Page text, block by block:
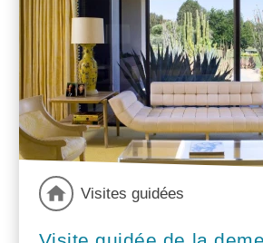
Visites guidées